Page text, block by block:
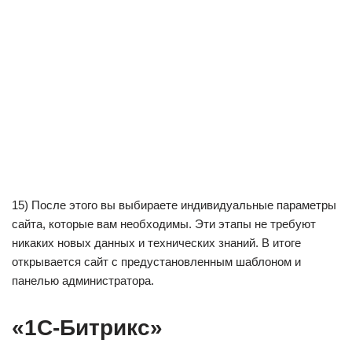
15) После этого вы выбираете индивидуальные параметры
сайта, которые вам необходимы. Эти этапы не требуют
никаких новых данных и технических знаний. В итоге
открывается сайт с предустановленным шаблоном и
панелью администратора.
«1C-Битрикс»